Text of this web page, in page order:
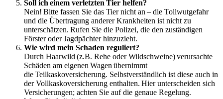
Soll ich einem verletzten Tier helfen?
Nein! Bitte fassen Sie das Tier nicht an – die Tollwutgefahr
und die Übertragung anderer Krankheiten ist nicht zu
unterschätzen. Rufen Sie die Polizei, die den zuständigen
Förster oder Jagdpächter hinzuzieht.
Wie wird mein Schaden reguliert?
Durch Haarwild (z.B. Rehe oder Wildschweine) verursachte
Schäden am eigenen Wagen übernimmt
die Teilkaskoversicherung. Selbstverständlich ist diese auch in
der Vollkaskoversicherung enthalten. Hier unterscheiden sich
Versicherungen; achten Sie auf die genaue Regelung.